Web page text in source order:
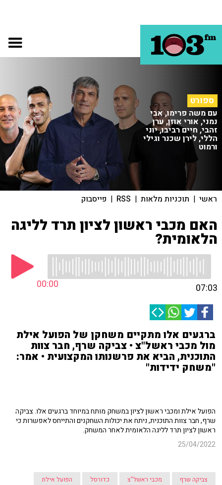
ספורט
עם משה פרימו, אבי
נמני, אורי אוזן, ערן
זהבי, חיים רביבו, יוני
הללי, לירן שכנר וגילי
ורמוט
ראשי | תוכניות מלאות |
RSS
| פייסבוק
האם מכבי ראשון לציון תרד לליגה
הלאומית?
00:00 07:03
ברגעים אלו מתקיים משחקן של הפועל אילת
מול מכבי ראשל"צ • צביקה שרף, חבר צוות
התוכנית, הביא את פרשנותו המקצועית • אמר:
"משחק ידידות"
הפועל אילת ומכבי ראשון לציון במשחק מותח במיוחד ברגעים אלו. צביקה
שרף, חבר צוות התוכנית, ניתח את יכולות השחקנים והתייחס לאפשרות כי
ראשון לציון תרד לליגה הלאומית לאחר המשחק.
25/04/2022
צביקה שרף מכבי ראשל"צ כדורסל הפועל אילת